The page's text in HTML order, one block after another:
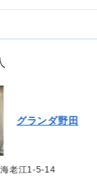
グランダ野田
老江1-5-14